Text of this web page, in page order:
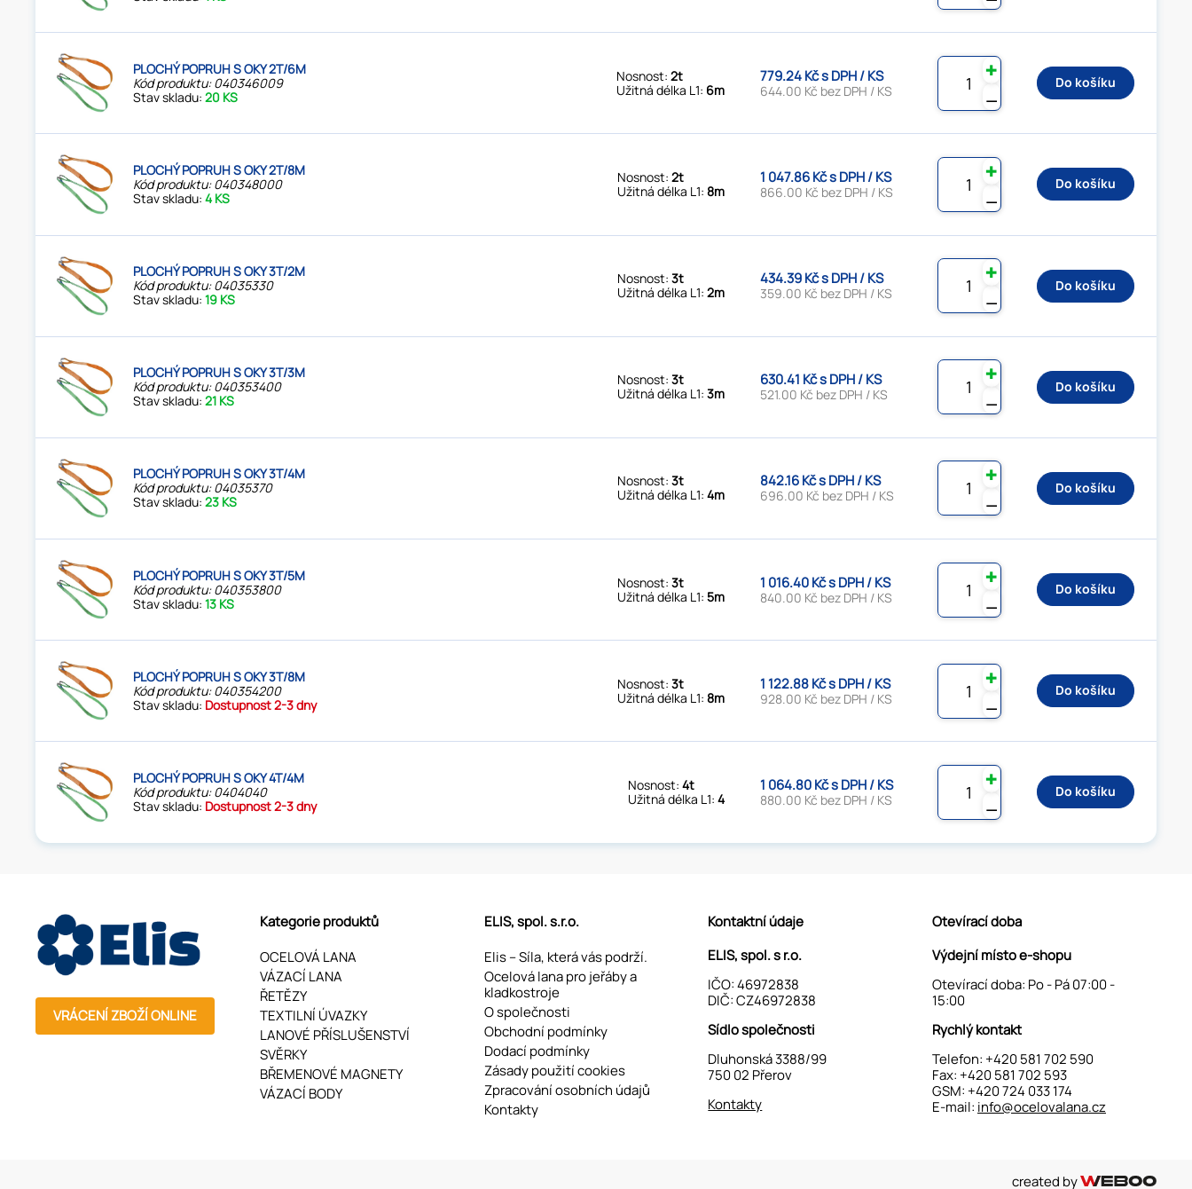
PLOCHÝ POPRUH S OKY 2T/6M
Kód produktu: 040346009
Stav skladu:20 KS
Nosnost: 2t
Užitná délka L1: 6m
779.24 Kč s DPH / KS
644.00 Kč bez DPH / KS ⚊
✚
Do košíku
PLOCHÝ POPRUH S OKY 2T/8M
Kód produktu: 040348000
Stav skladu:4 KS
Nosnost: 2t
Užitná délka L1: 8m
1 047.86 Kč s DPH / KS
866.00 Kč bez DPH / KS ⚊
✚
Do košíku
PLOCHÝ POPRUH S OKY 3T/2M
Kód produktu: 04035330
Stav skladu:19 KS
Nosnost: 3t
Užitná délka L1: 2m
434.39 Kč s DPH / KS
359.00 Kč bez DPH / KS ⚊
✚
Do košíku
PLOCHÝ POPRUH S OKY 3T/3M
Kód produktu: 040353400
Stav skladu:21 KS
Nosnost: 3t
Užitná délka L1: 3m
630.41 Kč s DPH / KS
521.00 Kč bez DPH / KS ⚊
✚
Do košíku
PLOCHÝ POPRUH S OKY 3T/4M
Kód produktu: 04035370
Stav skladu:23 KS
Nosnost: 3t
Užitná délka L1: 4m
842.16 Kč s DPH / KS
696.00 Kč bez DPH / KS ⚊
✚
Do košíku
PLOCHÝ POPRUH S OKY 3T/5M
Kód produktu: 040353800
Stav skladu:13 KS
Nosnost: 3t
Užitná délka L1: 5m
1 016.40 Kč s DPH / KS
840.00 Kč bez DPH / KS ⚊
✚
Do košíku
PLOCHÝ POPRUH S OKY 3T/8M
Kód produktu: 040354200
Stav skladu: Dostupnost 2-3 dny
Nosnost: 3t
Užitná délka L1: 8m
1 122.88 Kč s DPH / KS
928.00 Kč bez DPH / KS ⚊
✚
Do košíku
PLOCHÝ POPRUH S OKY 4T/4M
Kód produktu: 0404040
Stav skladu: Dostupnost 2-3 dny
Nosnost: 4t
Užitná délka L1: 4
1 064.80 Kč s DPH / KS
880.00 Kč bez DPH / KS ⚊
✚
Do košíku
VRÁCENÍ ZBOŽÍ ONLINE
Kategorie produktů
OCELOVÁ LANA
VÁZACÍ LANA
ŘETĚZY
TEXTILNÍ ÚVAZKY
LANOVÉ PŘÍSLUŠENSTVÍ
SVĚRKY
BŘEMENOVÉ MAGNETY
VÁZACÍ BODY
ELIS, spol. s.r.o.
Elis – Síla, která vás podrží.
Ocelová lana pro jeřáby a
kladkostroje
O společnosti
Obchodní podmínky
Dodací podmínky
Zásady použití cookies
Zpracování osobních údajů
Kontakty
Kontaktní údaje
ELIS, spol. s r.o.
IČO: 46972838
DIČ: CZ46972838
Sídlo společnosti
Dluhonská 3388/99
750 02 Přerov
Kontakty
Otevírací doba
Výdejní místo e-shopu
Otevírací doba: Po - Pá 07:00 -
15:00
Rychlý kontakt
Telefon: +420 581 702 590
Fax: +420 581 702 593
GSM: +420 724 033 174
E-mail: info@ocelovalana.cz
created by